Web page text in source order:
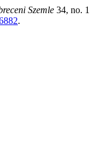
Szemle 34, no. 1
.